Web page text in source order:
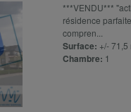
***VENDU***
résidence
compren...
Surface: +/- 71,5
Chambre: 1